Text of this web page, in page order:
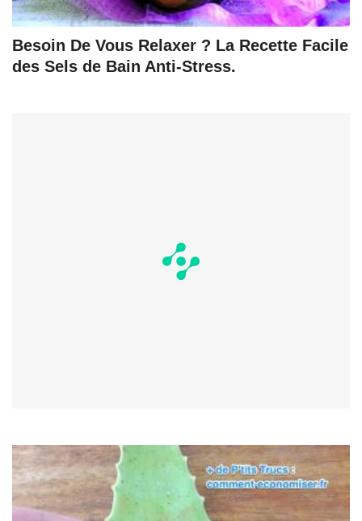
Besoin De Vous Relaxer ? La Recette Facile
des Sels de Bain Anti-Stress.